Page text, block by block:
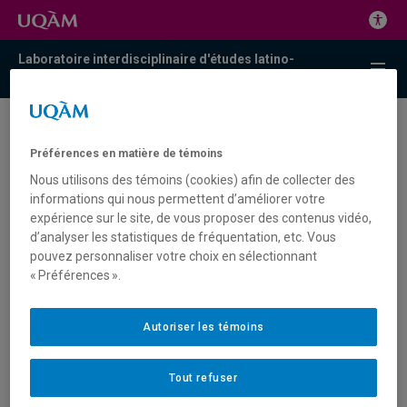
Laboratoire interdisciplinaire d'études latino-
OBSERVATOIRE
Contact
Directeur
Victor Armony
Local : A-1310
Téléphone : (514) 987-3000, poste 4985
Charles Bénard
Préférences en matière de témoins
Nous utilisons des témoins (cookies) afin de collecter des
informations qui nous permettent d’améliorer votre
expérience sur le site, de vous proposer des contenus vidéo,
d’analyser les statistiques de fréquentation, etc. Vous
pouvez personnaliser votre choix en sélectionnant
« Préférences ».
Tout refuser
Autoriser les témoins